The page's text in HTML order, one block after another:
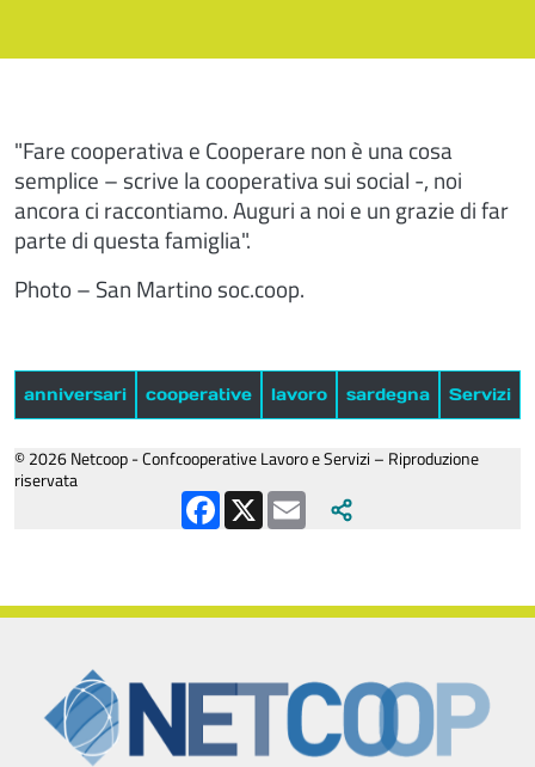
"Fare cooperativa e Cooperare non è una cosa
semplice – scrive la cooperativa sui social -, noi
ancora ci raccontiamo. Auguri a noi e un grazie di far
parte di questa famiglia".
Photo – San Martino soc.coop.
anniversari cooperative lavoro sardegna Servizi
© 2026 Netcoop - Confcooperative Lavoro e Servizi – Riproduzione
riservata
Facebook
X Email